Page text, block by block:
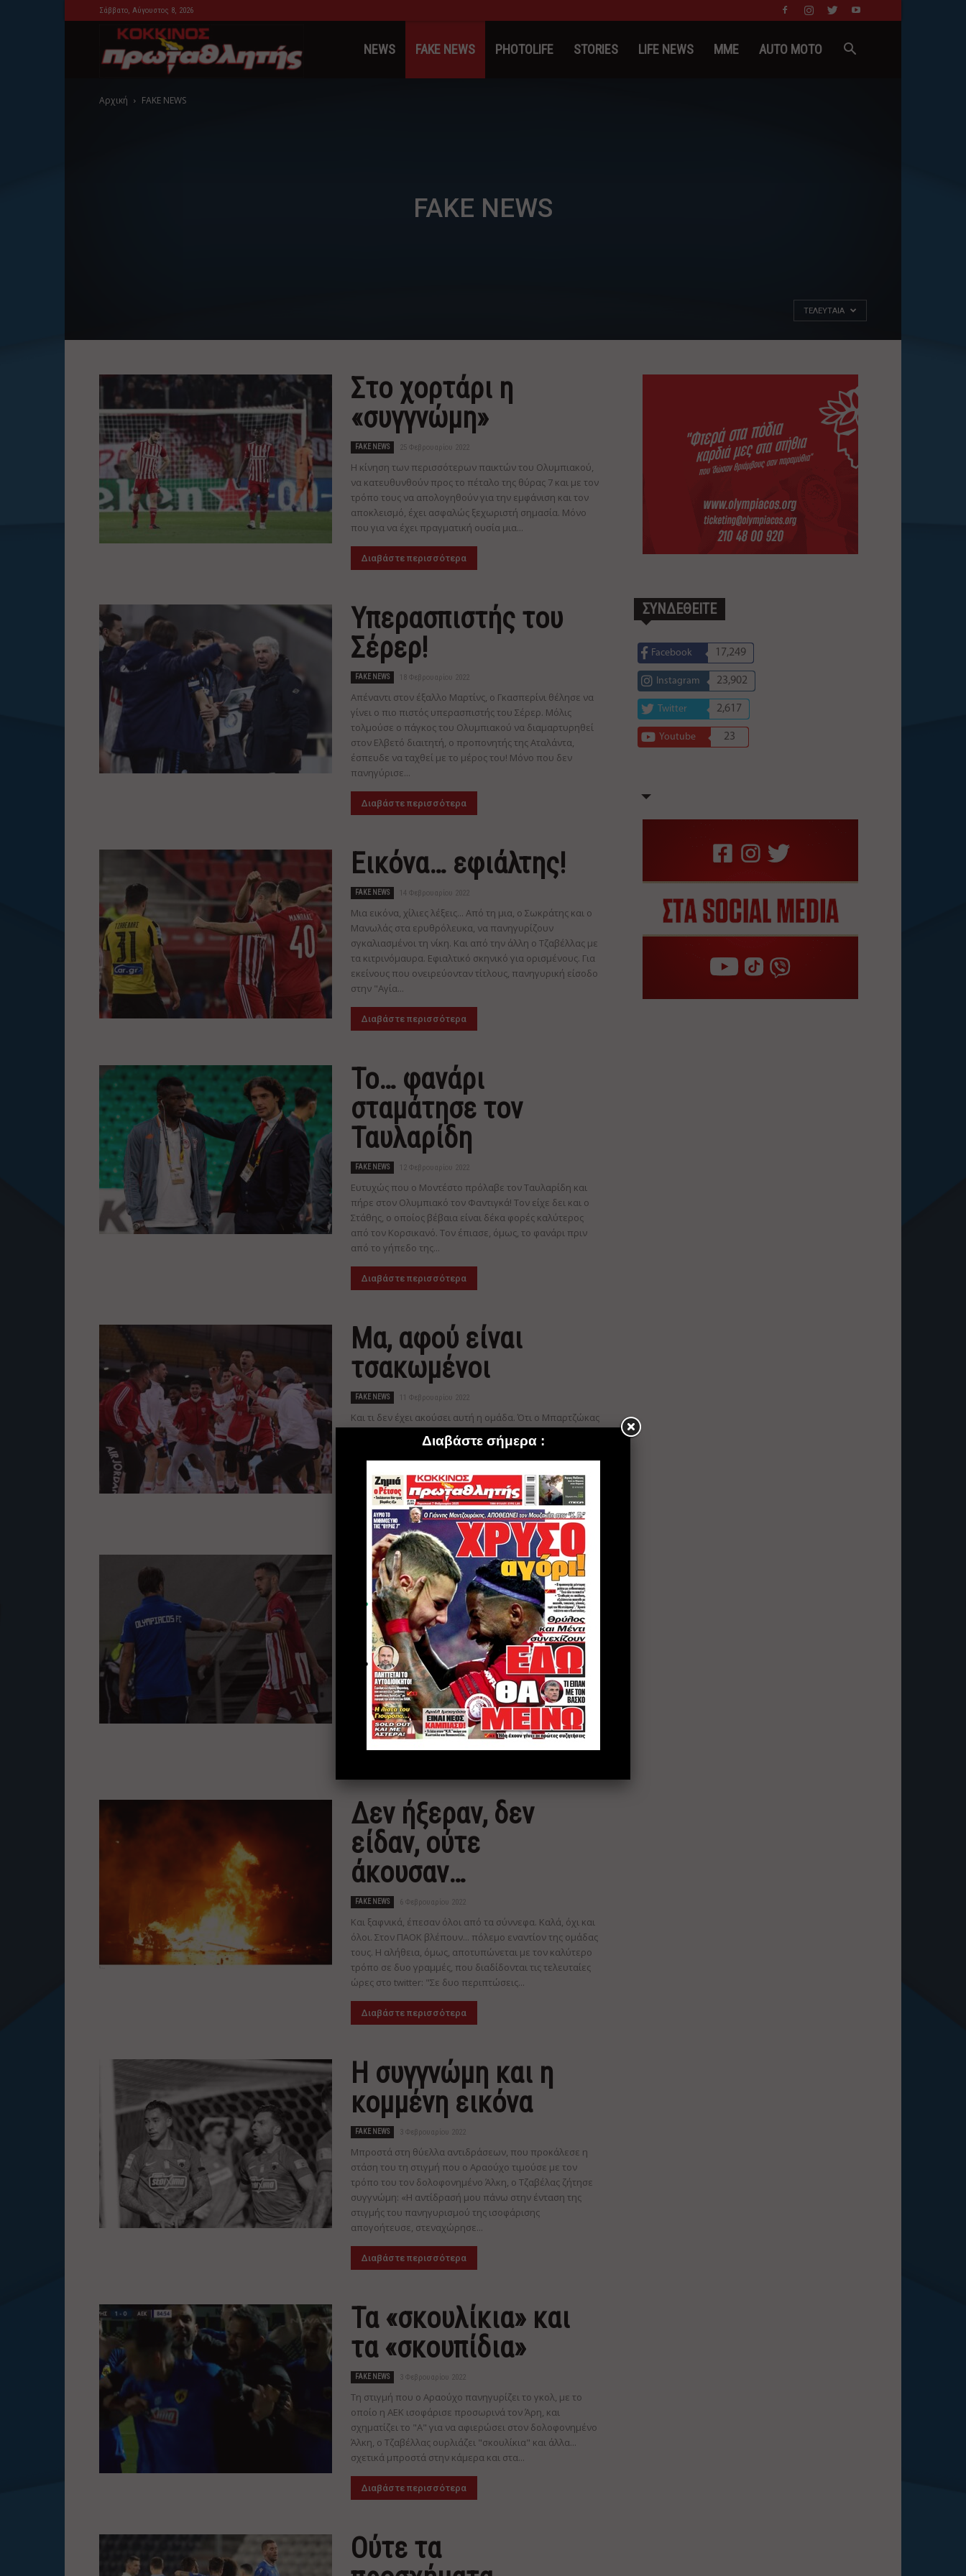
Σάββατο, Αύγουστος 8, 2026
KokkinosProtathlitis.gr
NEWS FAKE NEWS PHOTOLIFE STORIES LIFE NEWS MME AUTO MOTO
Αρχική FAKE NEWS
FAKE NEWS
ΤΕΛΕΥΤΑΊΑ
Στο χορτάρι η
«συγγνώμη»
FAKE NEWS 25 Φεβρουαρίου 2022
Η κίνηση των περισσότερων παικτών του Ολυμπιακού,
να κατευθυνθούν προς το πέταλο της θύρας 7 και με τον
τρόπο τους να απολογηθούν για την εμφάνιση και τον
αποκλεισμό, έχει ασφαλώς ξεχωριστή σημασία. Μόνο
που για να έχει πραγματική ουσία μια...
Διαβάστε περισσότερα
Υπερασπιστής του
Σέρερ!
FAKE NEWS 18 Φεβρουαρίου 2022
Απέναντι στον έξαλλο Μαρτίνς, ο Γκασπερίνι θέλησε να
γίνει ο πιο πιστός υπερασπιστής του Σέρερ. Μόλις
τολμούσε ο πάγκος του Ολυμπιακού να διαμαρτυρηθεί
στον Ελβετό διαιτητή, ο προπονητής της Αταλάντα,
έσπευδε να ταχθεί με το μέρος του! Μόνο που δεν
πανηγύρισε...
Διαβάστε περισσότερα
Εικόνα… εφιάλτης!
FAKE NEWS 14 Φεβρουαρίου 2022
Μια εικόνα, χίλιες λέξεις... Από τη μια, ο Σωκράτης και ο
Μανωλάς στα ερυθρόλευκα, να πανηγυρίζουν
σγκαλιασμένοι τη νίκη. Και από την άλλη ο Τζαβέλλας με
τα κιτρινόμαυρα. Εφιαλτικό σκηνικό για ορισμένους. Για
εκείνους που ονειρεύονταν τίτλους, πανηγυρική είσοδο
στην "Αγία...
Διαβάστε περισσότερα
Το… φανάρι
σταμάτησε τον
Ταυλαρίδη
FAKE NEWS 12 Φεβρουαρίου 2022
Ευτυχώς που ο Μοντέστο πρόλαβε τον Ταυλαρίδη και
πήρε στον Ολυμπιακό τον Φαντιγκά! Τον είχε δει και ο
Στάθης, ο οποίος βέβαια είναι δέκα φορές καλύτερος
από τον Κορσικανό. Τον έπιασε, όμως, το φανάρι πριν
από το γήπεδο της...
Διαβάστε περισσότερα
Μα, αφού είναι
τσακωμένοι
FAKE NEWS 11 Φεβρουαρίου 2022
Και τι δεν έχει ακούσει αυτή η ομάδα. Ότι ο Μπαρτζώκας
έχει χάσει τα αποδυτήρια. Ότι ο Σλούκας είναι λίγος και
δεν μπορεί να ηγηθεί. Ότι ο Βεζένκοφ δεν μιλιέται με
τον Σλούκα. Ότι ο Ντόρσεϊ δεν είναι με τους Έλληνες.
Οτι, ότι, ότι... Η...
Διαβάστε περισσότερα
Τα δύο στοιχήματα
του Κώστα
FAKE NEWS 10 Φεβρουαρίου 2022
Και ξαφνικά... συνωστισμός στη θέση του «μαέστρου».
Από τη στιγμή που τραυματίστηκε ο Φορτούνης, έχουν
προστεθεί στη διάθεσή του Μαρτίνς τέσσερις παίκτες
με ικανότητα να κινηθούν στο χώρο πίσω από τον
σέντερ φορ. Πρώτα ο Αγκιμπού, στη συνέχεια ο Λόπες
Διαβάστε περισσότερα
Δεν ήξεραν, δεν
είδαν, ούτε
άκουσαν…
FAKE NEWS 6 Φεβρουαρίου 2022
Και ξαφνικά, έπεσαν όλοι από τα σύννεφα. Καλά, όχι και
όλοι. Στον ΠΑΟΚ βλέπουν... πόλεμο εναντίον της ομάδας
τους. Η αλήθεια, όμως, αποτυπώνεται με τον καλύτερο
τρόπο σε δυο γραμμές, που διαδίδονται τις τελευταίες
ώρες στο twitter: "Σε δυο περιπτώσεις...
Διαβάστε περισσότερα
Η συγγνώμη και η
κομμένη εικόνα
FAKE NEWS 3 Φεβρουαρίου 2022
Μπροστά στη θύελλα αντιδράσεων, που προκάλεσε η
στάση του τη στιγμή που ο Αραούχο τιμούσε με τον
τρόπο του τον δολοφονημένο Άλκη, ο Τζαβέλας ζήτησε
συγγνώμη: «Η αντίδρασή μου πάνω στην ένταση της
στιγμής του πανηγυρισμού της ισοφάρισης
απογοήτευσε, στεναχώρησε...
Διαβάστε περισσότερα
Τα «σκουλίκια» και
τα «σκουπίδια»
FAKE NEWS 3 Φεβρουαρίου 2022
Τη στιγμή που ο Αραούχο πανηγυρίζει το γκολ, με το
οποίο η ΑΕΚ ισοφάρισε προσωρινά τον Άρη, και
σχηματίζει το "Α" για να αφιερώσει στον δολοφονημένο
Άλκη, ο Τζαβέλλας ουρλιάζει "σκουλίκια" και άλλα...
σχετικά μπροστά στην κάμερα και στα...
Διαβάστε περισσότερα
Ούτε τα
ΣΥΝΔΕΘΕΙΤΕ
Facebook 17,249
Instagram 23,902
Twitter 2,617
Youtube 23